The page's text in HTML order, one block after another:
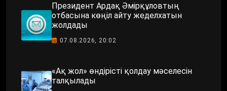
Президент Ардақ Әмірқұловтың
отбасына көңіл айту жеделхатын
жолдады
07.08.2026, 20:02
«Ақ жол» өндірісті қолдау мәселесін
талқылады